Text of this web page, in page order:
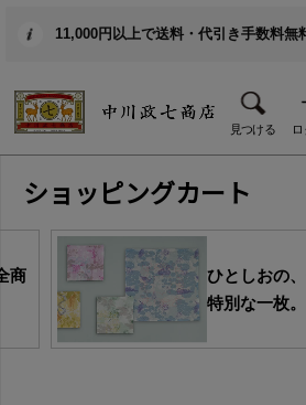
11,000円以上で送料・代引き手数料無
見つける
ショッピングカート
商
ひとしおの
特別な一枚。